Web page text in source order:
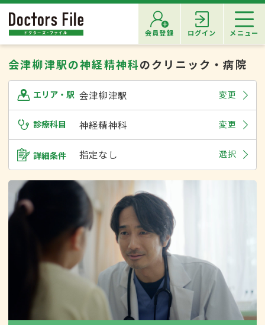
会員登録 ログイン メニュー
会津柳津駅の神経精神科のクリニック・病院
エリア・駅 会津柳津駅 変更
診療科目 神経精神科 変更
詳細条件 指定なし 選択